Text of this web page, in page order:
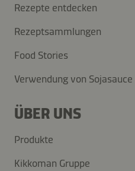
Rezepte entdecken
Rezeptsammlungen
Food Stories
Verwendung von Sojasauce
ÜBER UNS
Produkte
Kikkoman Gruppe